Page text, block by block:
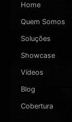
Home
Quem Somos
Soluções
Showcase
Vídeos
Blog
Cobertura